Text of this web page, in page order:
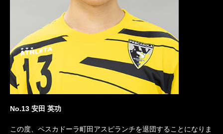
No.13 安田 英功
この度、ペスカドーラ町田アスピランチを退団することになりま